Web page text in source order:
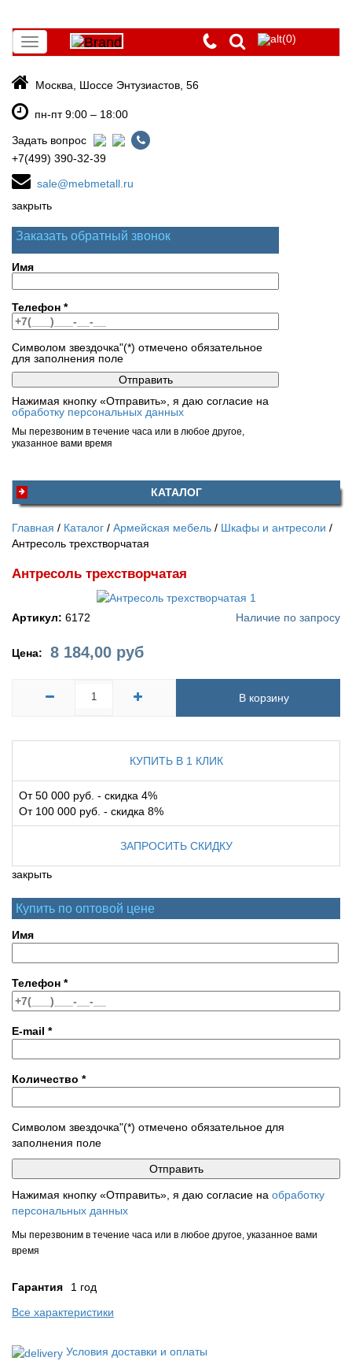
Toggle
navigation
(0)
Москва, Шоссе Энтузиастов, 56
пн-пт 9:00 – 18:00
Задать вопрос
+7(499) 390-32-39
sale@mebmetall.ru
закрыть
Заказать обратный звонок
Имя
Телефон *
Символом звездочка"(*) отмечено обязательное
для заполнения поле
Нажимая кнопку «Отправить», я даю согласие на
обработку персональных данных
Мы перезвоним в течение часа или в любое другое,
указанное вами время
КАТАЛОГ
Главная Каталог Армейская мебель
Шкафы и антресоли
Антресоль трехстворчатая
Антресоль трехстворчатая
Артикул: 6172 Наличие по запросу
Цена: 8 184,00 руб
В корзину
КУПИТЬ В 1 КЛИК
От 50 000 руб. - скидка 4%
От 100 000 руб. - скидка 8%
ЗАПРОСИТЬ СКИДКУ
закрыть
Купить по оптовой цене
Имя
Телефон *
E-mail *
Количество *
Символом звездочка"(*) отмечено обязательное для
заполнения поле
Нажимая кнопку «Отправить», я даю согласие на обработку
персональных данных
Мы перезвоним в течение часа или в любое другое, указанное вами
время
Гарантия
1 год
Все характеристики
Условия доставки и оплаты